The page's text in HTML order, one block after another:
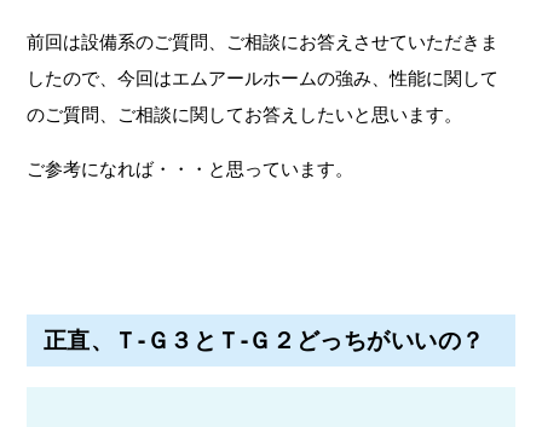
前回は設備系のご質問、ご相談にお答えさせていただきま
したので、今回はエムアールホームの強み、性能に関して
のご質問、ご相談に関してお答えしたいと思います。
ご参考になれば・・・と思っています。
正直、Ｔ-Ｇ３とＴ-Ｇ２どっちがいいの？